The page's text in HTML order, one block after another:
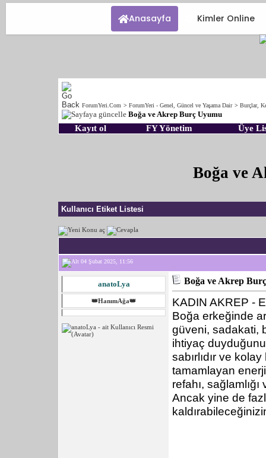
Anasayfa Kimler Online
ForumYeri.Com > ForumYeri - Genel, Güncel ve Yaşama Dair > Burçlar,
Boğa ve Akrep Burç Uyumu
Kayıt ol FY Yönetim Üye
Boğa ve
Kullanıcı Etiket Listesi
04 Şubat 2025, 11:56
anatoLya
👑HanımAğa👑
Boğa ve Akrep
KADIN AKREP -
Boğa erkeğinde
güveni, sadakati,
ihtiyaç
sabırlıdır ve
tamamlayan
refahı,
Ancak yine de